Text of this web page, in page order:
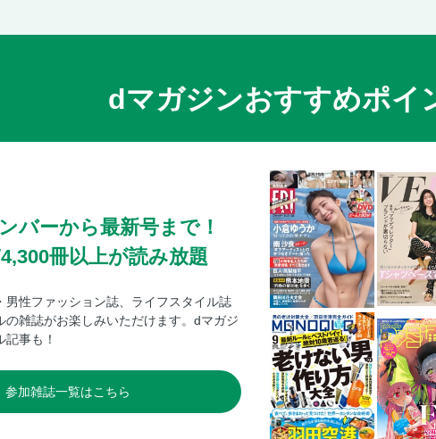
dマガジンおすすめポイ
バーから最新号まで！
冊以上が読み放題
男性ファッション誌、ライフスタイル誌
の雑誌がお楽しみいただけます。dマガジ
事も！
参加雑誌一覧はこちら